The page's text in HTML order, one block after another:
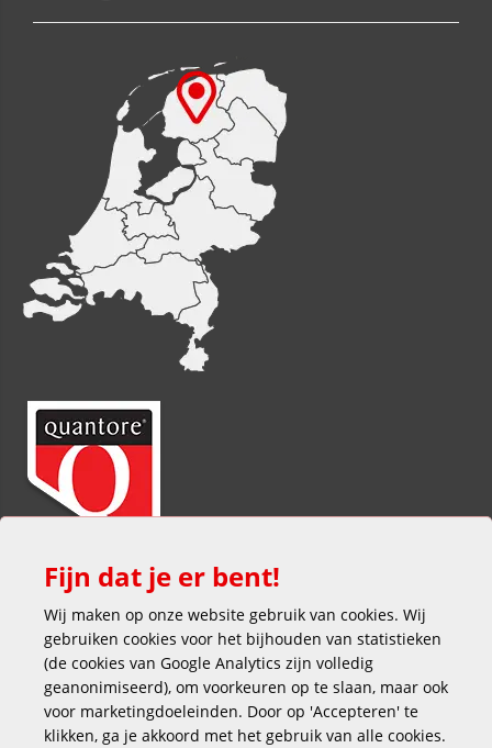
Veilig en gemakkelijk betalen
Fijn dat je er bent!
Wij maken op onze website gebruik van cookies. Wij
gebruiken cookies voor het bijhouden van statistieken
(de cookies van Google Analytics zijn volledig
geanonimiseerd), om voorkeuren op te slaan, maar ook
voor marketingdoeleinden. Door op 'Accepteren' te
klikken, ga je akkoord met het gebruik van alle cookies.